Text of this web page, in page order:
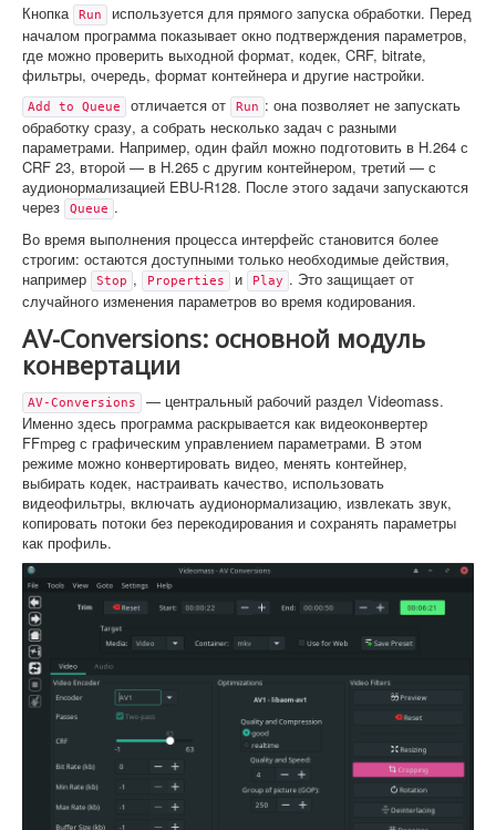
Кнопка Run
используется для прямого запуска обработки. Перед
началом программа показывает окно подтверждения параметров,
где можно проверить выходной формат, кодек, CRF, bitrate,
фильтры, очередь, формат контейнера и другие настройки.
Add to Queue отличается от Run : она позволяет не запускать
обработку сразу, а собрать несколько задач с разными
параметрами. Например, один файл можно подготовить в H.264 с
CRF 23, второй — в H.265 с другим контейнером, третий — с
аудионормализацией EBU-R128. После этого задачи запускаются
через
Queue .
Во время выполнения процесса интерфейс становится более
строгим: остаются доступными только необходимые действия,
например
Stop , Properties и Play . Это защищает от
случайного изменения параметров во время кодирования.
AV-Conversions: основной модуль
конвертации
AV-Conversions
— центральный рабочий раздел Videomass.
Именно здесь программа раскрывается как видеоконвертер
FFmpeg с графическим управлением параметрами. В этом
режиме можно конвертировать видео, менять контейнер,
выбирать кодек, настраивать качество, использовать
видеофильтры, включать аудионормализацию, извлекать звук,
копировать потоки без перекодирования и сохранять параметры
как профиль.